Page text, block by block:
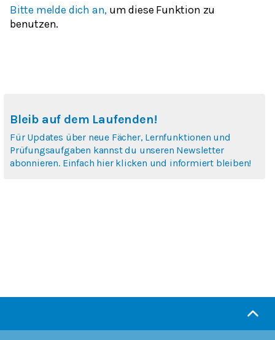
Bitte melde dich an, um diese Funktion zu
benutzen.
Bleib auf dem Laufenden!
Für Updates über neue Fächer, Lernfunktionen und
Prüfungsaufgaben kannst du unseren Newsletter
abonnieren. Einfach hier klicken und informiert bleiben!